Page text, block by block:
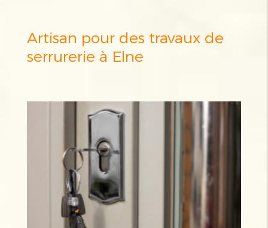
Artisan pour des travaux de
serrurerie à Elne